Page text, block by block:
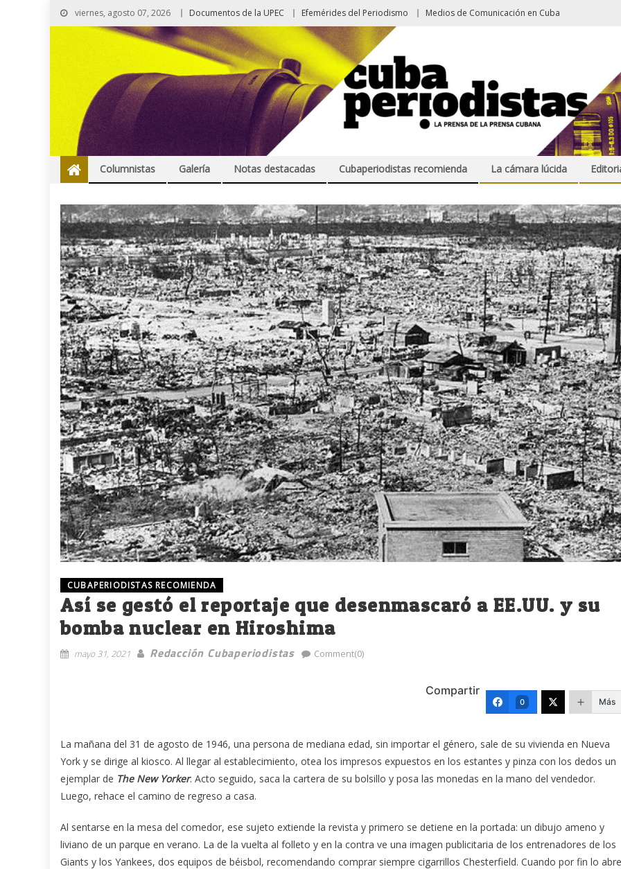
viernes, agosto 07, 2026 Documentos de la UPEC Efemérides del Periodismo Medios de Comunicación en Cuba
Columnistas Galería Notas destacadas Cubaperiodistas recomienda La cámara lúcida
CUBAPERIODISTAS RECOMIENDA
Así se gestó el reportaje que desenmascaró a EE.UU. y su
bomba nuclear en Hiroshima
mayo 31, 2021 Redacción Cubaperiodistas Comment(0)
Compartir
0 Más
La mañana del 31 de agosto de 1946, una persona de mediana edad, sin importar el género, sale de su vivienda en Nueva
York y se dirige al kiosco. Al llegar al establecimiento, otea los impresos expuestos en los estantes y pinza con los dedos un
ejemplar de The New Yorker. Acto seguido, saca la cartera de su bolsillo y posa las monedas en la mano del vendedor.
Luego, rehace el camino de regreso a casa.
Al sentarse en la mesa del comedor, ese sujeto extiende la revista y primero se detiene en la portada: un dibujo ameno y
liviano de un parque en verano. La de la vuelta al folleto y en la contra ve una imagen publicitaria de los entrenadores de los
Giants y los Yankees, dos equipos de béisbol, recomendando comprar siempre cigarrillos Chesterfield. Cuando por fin lo